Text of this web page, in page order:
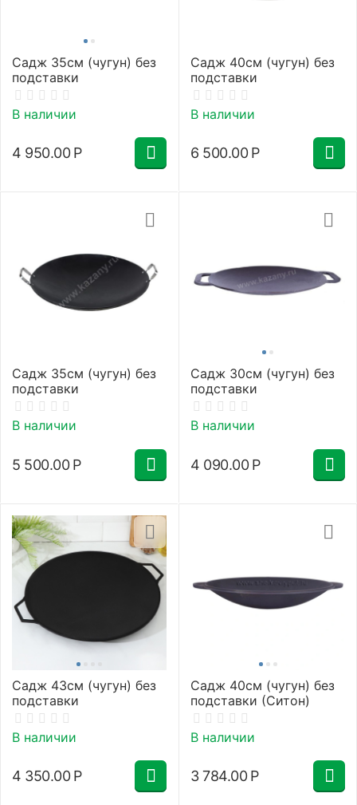
Садж 35см (чугун) без
подставки
В наличии
4 950.00 Р
Садж 40см (чугун) без
подставки
В наличии
6 500.00 Р
Садж 35см (чугун) без
подставки
В наличии
5 500.00 Р
Садж 30см (чугун) без
подставки
В наличии
4 090.00 Р
Садж 43см (чугун) без
подставки
В наличии
4 350.00 Р
Садж 40см (чугун) без
подставки (Ситон)
В наличии
3 784.00 Р